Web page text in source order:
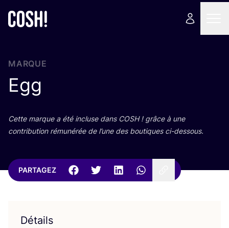
MARQUE
Egg
Cette marque a été incluse dans COSH! grâce à une
contri­bu­tion rému­né­rée de l’une des bou­tiques ci-dessous.
PARTAGEZ
Détails